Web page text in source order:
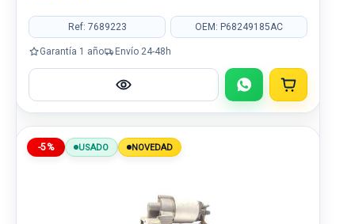
Ref: 7689223 OEM: P68249185AC
Garantía 1 año Envío 24-48h
-5% USADO NOVEDAD